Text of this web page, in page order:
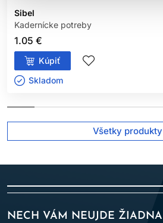
Sibel
Kadernícke potreby
1.05 €
Kúpiť
Skladom ㅤ
Všetky produkty
NECH VÁM NEUJDE